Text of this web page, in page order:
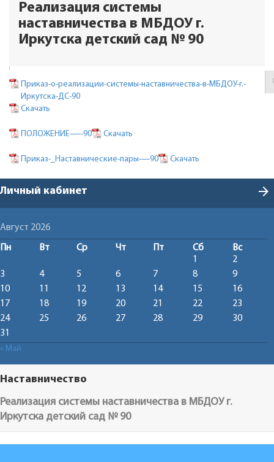
Родителям
Фотоальбомы
Реализация системы
наставничества в МБДОУ г.
Иркутска детский сад № 90
Приказ-о-реализации-системы-наставничества-в-МБДОУ-г.-
Иркутска-ДС-90
Скачать
ПОЛОЖЕНИЕ-—-90 Скачать
Приказ-_Наставнические-пары-—90 Скачать
Личный кабинет arrow_forward
Август 2026
Пн Вт Ср Чт Пт Сб
Вс
1
2
3
4 5 6 7 8
9
10
11 12 13 14 15
16
17
18 19 20 21 22
23
24
25 26 27 28 29
30
31
« Май
Наставничество
Реализация системы наставничества в МБДОУ г.
Иркутска детский сад № 90